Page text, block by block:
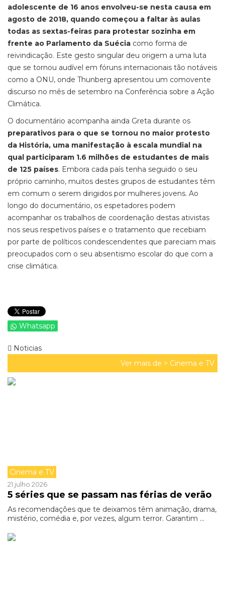
adolescente de 16 anos envolveu-se nesta causa em
agosto de 2018, quando começou a faltar às aulas
todas as sextas-feiras para protestar sozinha em
frente ao Parlamento da Suécia como forma de
reivindicação. Este gesto singular deu origem a uma luta
que se tornou audível em fóruns internacionais tão notáveis
como a ONU, onde Thunberg apresentou um comovente
discurso no mês de setembro na Conferência sobre a Ação
Climática.
O documentário acompanha ainda Greta durante os
preparativos para o que se tornou no maior protesto
da História, uma manifestação à escala mundial na
qual participaram 1.6 milhões de estudantes de mais
de 125 países. Embora cada país tenha seguido o seu
próprio caminho, muitos destes grupos de estudantes têm
em comum o serem dirigidos por mulheres jovens. Ao
longo do documentário, os espetadores podem
acompanhar os trabalhos de coordenação destas ativistas
nos seus respetivos países e o tratamento que recebiam
por parte de políticos condescendentes que pareciam mais
preocupados com o seu absentismo escolar do que com a
crise climática.
Whatsapp
Noticias
Ver mais de > Cinema e TV
Cinema e TV
21 julho 2026
5 séries que se passam nas férias de verão
As recomendações que te deixamos têm animação, drama,
mistério, comédia e, por vezes, algum terror. Garantim ...